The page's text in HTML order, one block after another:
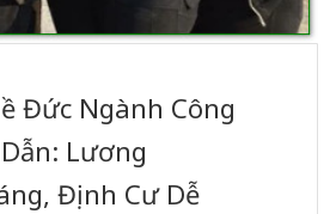
Đức Ngành Công
Lương
Định Cư Dễ